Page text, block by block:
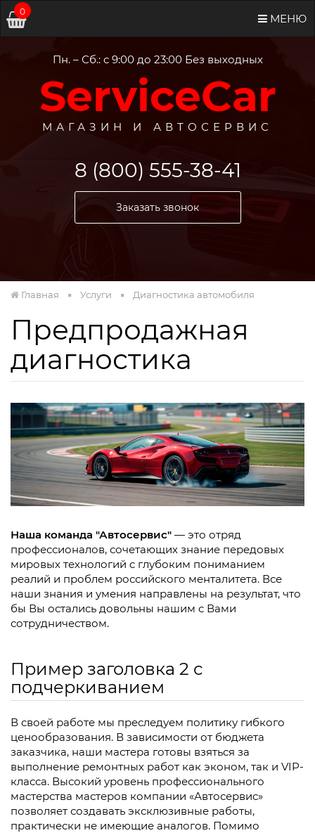
МЕНЮ
0
Пн. – Сб.: с 9:00 до 23:00 Без выходных
ServiceCar
МАГАЗИН И АВТОСЕРВИС
8 (800) 555-38-41
Заказать звонок
Главная Услуги Диагностика автомобиля
Предпродажная
диагностика
Наша команда "Автосервис" — это отряд
профессионалов, сочетающих знание передовых
мировых технологий c глубоким пониманием
реалий и проблем российского менталитета. Все
наши знания и умения направлены на результат, что
бы Вы остались довольны нашим с Вами
сотрудничеством.
Пример заголовка 2 с
подчеркиванием
В своей работе мы преследуем политику гибкого
ценообразования. В зависимости от бюджета
заказчика, наши мастера готовы взяться за
выполнение ремонтных работ как эконом, так и VIP-
класса. Высокий уровень профессионального
мастерства мастеров компании «Автосервис»
позволяет создавать эксклюзивные работы,
практически не имеющие аналогов. Помимо